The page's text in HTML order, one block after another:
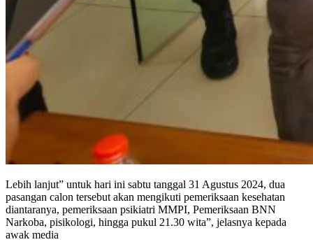
Lebih lanjut” untuk hari ini sabtu tanggal 31 Agustus 2024, dua
pasangan calon tersebut akan mengikuti pemeriksaan kesehatan
diantaranya, pemeriksaan psikiatri MMPI, Pemeriksaan BNN
Narkoba, pisikologi, hingga pukul 21.30 wita”, jelasnya kepada
awak media